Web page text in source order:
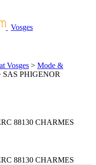
Vosges
Vosges > Mode &
SAS PHIGENOR
88130 CHARMES
88130 CHARMES